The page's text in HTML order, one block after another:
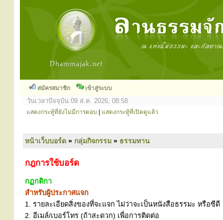
สมัครสมาชิก เข้าสู่ระบบ
วันเวลาปัจจุบัน 09 ส.ค. 2026, 08:58
แสดงกระทู้ที่ยังไม่มีการตอบ แสดงกระทู้ที่เปิดดูแล้ว
หน้าเว็บบอร์ด » กลุ่มกิจกรรม » ธรรมทาน
กฎการใช้บอร์ด
กฏกติกา
สำหรับผู้ประกาศแจก
1. รายละเอียดสิ่งของที่จะแจก ไม่ว่าจะเป็นหนังสือธรรมะ หรือซีดี
2. อีเมล์/เบอร์โทร (ถ้าสะดวก) เพื่อการติดต่อ